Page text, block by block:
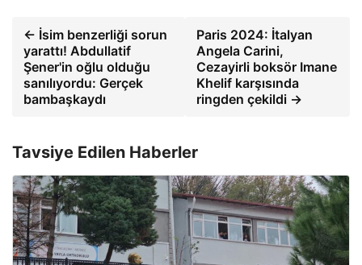
← İsim benzerliği sorun
yarattı! Abdullatif
Şener'in oğlu olduğu
sanılıyordu: Gerçek
bambaşkaydı
Paris 2024: İtalyan
Angela Carini,
Cezayirli boksör Imane
Khelif karşısında
ringden çekildi →
Tavsiye Edilen Haberler